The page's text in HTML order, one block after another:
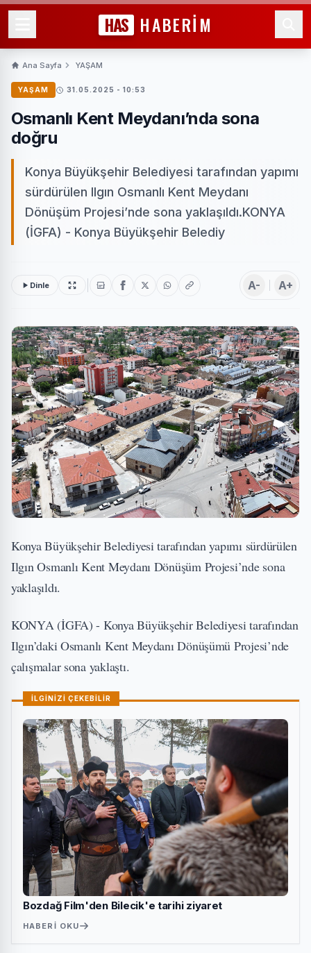
HAS HABERİM
Ana Sayfa YAŞAM
YAŞAM 31.05.2025 - 10:53
Osmanlı Kent Meydanı’nda sona
doğru
Konya Büyükşehir Belediyesi tarafından yapımı
sürdürülen Ilgın Osmanlı Kent Meydanı
Dönüşüm Projesi’nde sona yaklaşıldı.KONYA
(İGFA) - Konya Büyükşehir Belediy
Dinle A- A+
Konya Büyükşehir Belediyesi tarafından yapımı sürdürülen
Ilgın Osmanlı Kent Meydanı Dönüşüm Projesi’nde sona
yaklaşıldı.
KONYA (İGFA) - Konya Büyükşehir Belediyesi tarafından
Ilgın’daki Osmanlı Kent Meydanı Dönüşümü Projesi’nde
çalışmalar sona yaklaştı.
İLGİNİZİ ÇEKEBİLİR
Bozdağ Film'den Bilecik'e tarihi ziyaret
HABERI OKU